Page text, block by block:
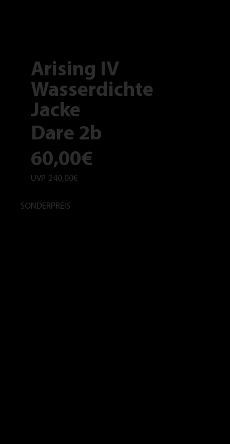
Arising IV
Wasserdichte
Jacke
Dare 2b
60,00€
UVP 240,00€
SONDERPREIS